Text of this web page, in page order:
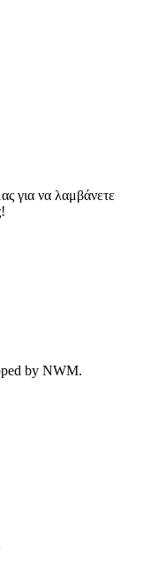
για να λαμβάνετε
by NWM.